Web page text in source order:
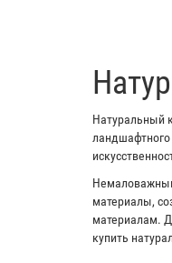
Натуральный
материалы,
материалам.
купить